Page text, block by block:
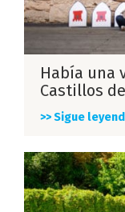
Había una
Castillos
>> Sigue